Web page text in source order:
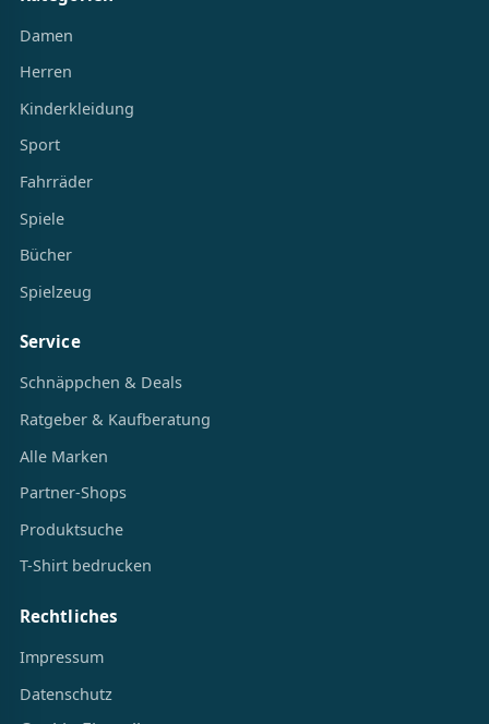
Damen
Herren
Kinderkleidung
Sport
Fahrräder
Spiele
Bücher
Spielzeug
Service
Schnäppchen & Deals
Ratgeber & Kaufberatung
Alle Marken
Partner-Shops
Produktsuche
T-Shirt bedrucken
Rechtliches
Impressum
Datenschutz